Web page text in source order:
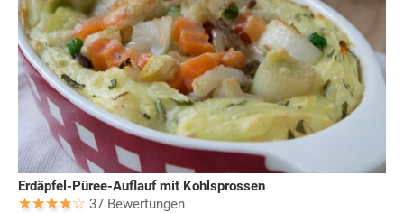
Erdäpfel-Püree-Auflauf mit Kohlsprossen
37 Bewertungen